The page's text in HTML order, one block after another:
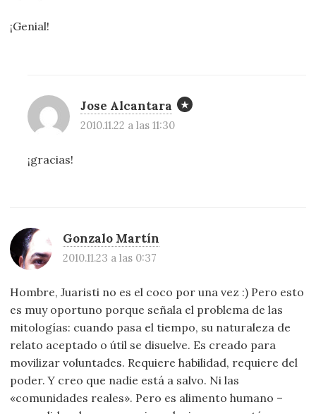
¡Genial!
Jose Alcantara
2010.11.22 a las 11:30
¡gracias!
Gonzalo Martín
2010.11.23 a las 0:37
Hombre, Juaristi no es el coco por una vez :) Pero esto
es muy oportuno porque señala el problema de las
mitologías: cuando pasa el tiempo, su naturaleza de
relato aceptado o útil se disuelve. Es creado para
movilizar voluntades. Requiere habilidad, requiere del
poder. Y creo que nadie está a salvo. Ni las
«comunidades reales». Pero es alimento humano –